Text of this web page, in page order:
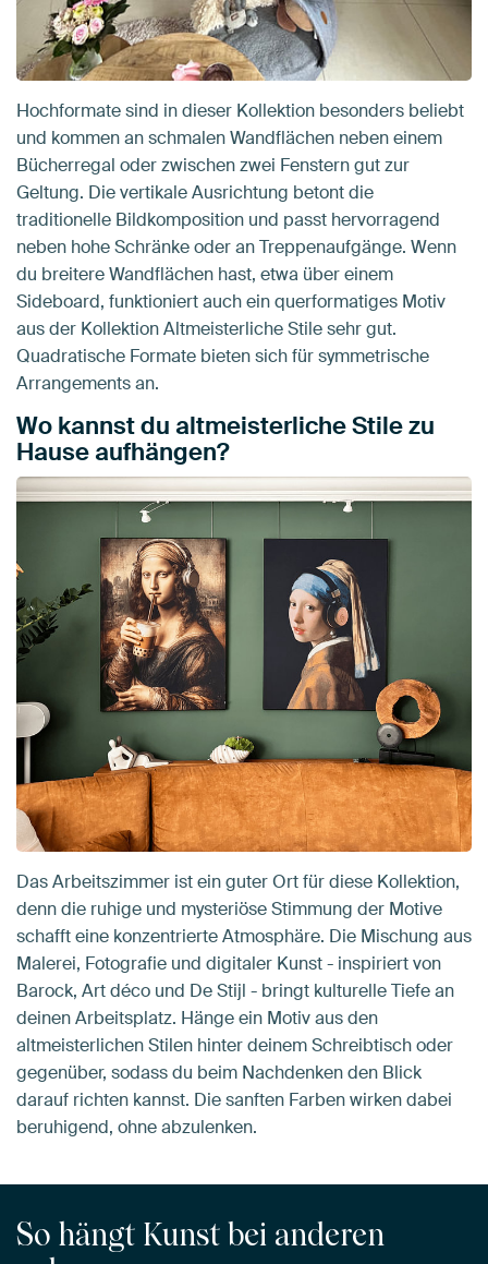
Hochformate sind in dieser Kollektion besonders beliebt
und kommen an schmalen Wandflächen neben einem
Bücherregal oder zwischen zwei Fenstern gut zur
Geltung. Die vertikale Ausrichtung betont die
traditionelle Bildkomposition und passt hervorragend
neben hohe Schränke oder an Treppenaufgänge. Wenn
du breitere Wandflächen hast, etwa über einem
Sideboard, funktioniert auch ein querformatiges Motiv
aus der Kollektion Altmeisterliche Stile sehr gut.
Quadratische Formate bieten sich für symmetrische
Arrangements an.
Wo kannst du altmeisterliche Stile zu
Hause aufhängen?
Das Arbeitszimmer ist ein guter Ort für diese Kollektion,
denn die ruhige und mysteriöse Stimmung der Motive
schafft eine konzentrierte Atmosphäre. Die Mischung aus
Malerei, Fotografie und digitaler Kunst - inspiriert von
Barock, Art déco und De Stijl - bringt kulturelle Tiefe an
deinen Arbeitsplatz. Hänge ein Motiv aus den
altmeisterlichen Stilen hinter deinem Schreibtisch oder
gegenüber, sodass du beim Nachdenken den Blick
darauf richten kannst. Die sanften Farben wirken dabei
beruhigend, ohne abzulenken.
So hängt Kunst bei anderen